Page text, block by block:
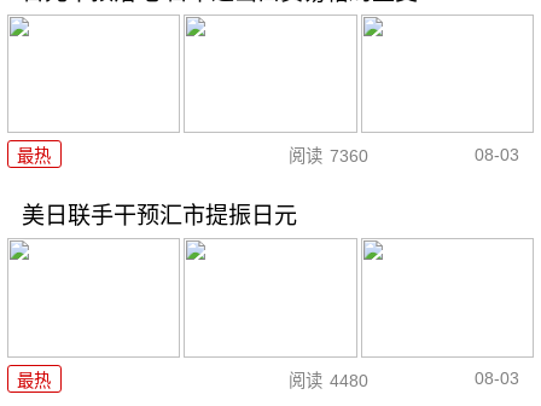
最热 阅读 7360 08-03
美日联手干预汇市提振日元
最热 阅读 4480 08-03